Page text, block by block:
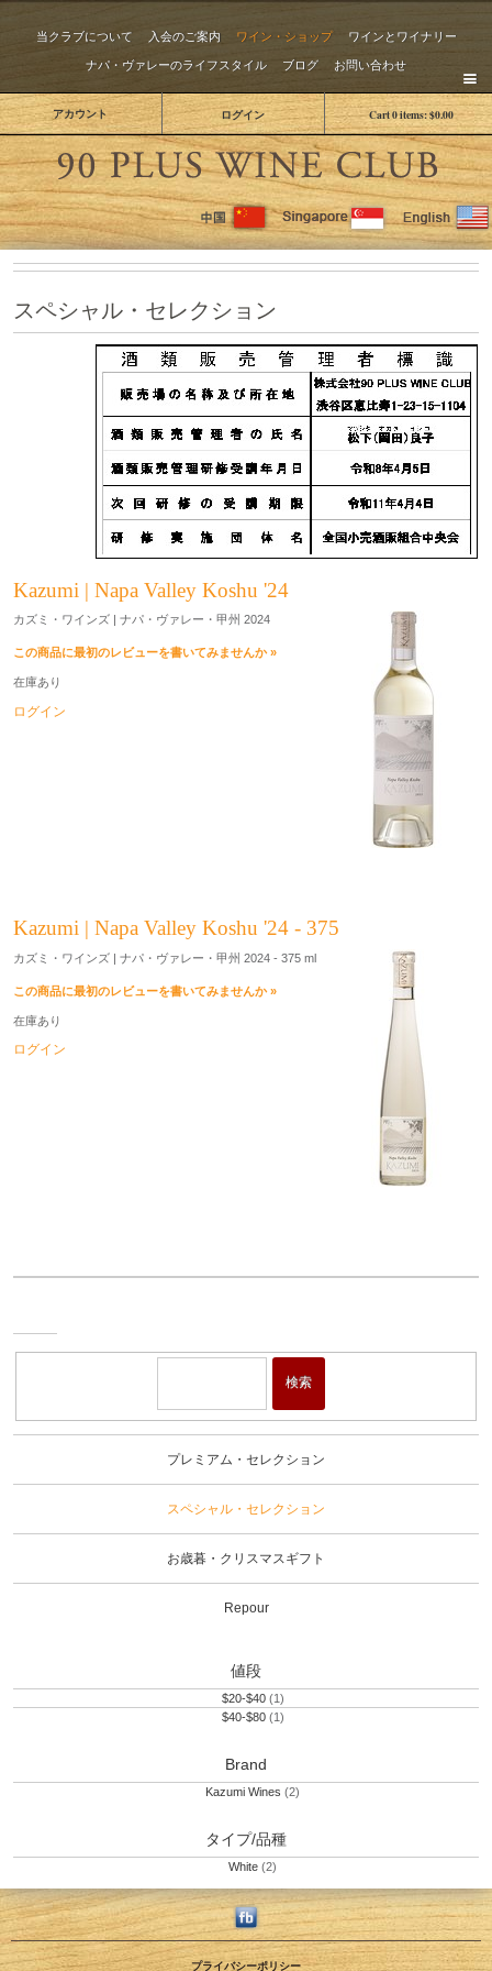
当クラブについて 入会のご案内 ワイン・ショップ
ワインとワイナリー
ナパ・ヴァレーのライフスタイル
ブログ お問い合わせ
Cart0items:$0.00
アカウント ログイン
The
スペシャル・セレクション
Kazumi | Napa Valley Koshu '24
カズミ・ワインズ | ナパ・ヴァレー・甲州 2024
この商品に最初のレビューを書いてみませんか »
在庫あり
ログイン
Kazumi | Napa Valley Koshu '24 - 375
カズミ・ワインズ | ナパ・ヴァレー・甲州 2024 - 375 ml
この商品に最初のレビューを書いてみませんか »
在庫あり
ログイン
ワイ
ン・
検索
プレミアム・セレクション
スペシャル・セレクション
お歳暮・クリスマスギフト
Repour
値段
$20-$40 (1)
$40-$80 (1)
Brand
Kazumi Wines (2)
タイプ/品種
White (2)
プライバシーポリシー